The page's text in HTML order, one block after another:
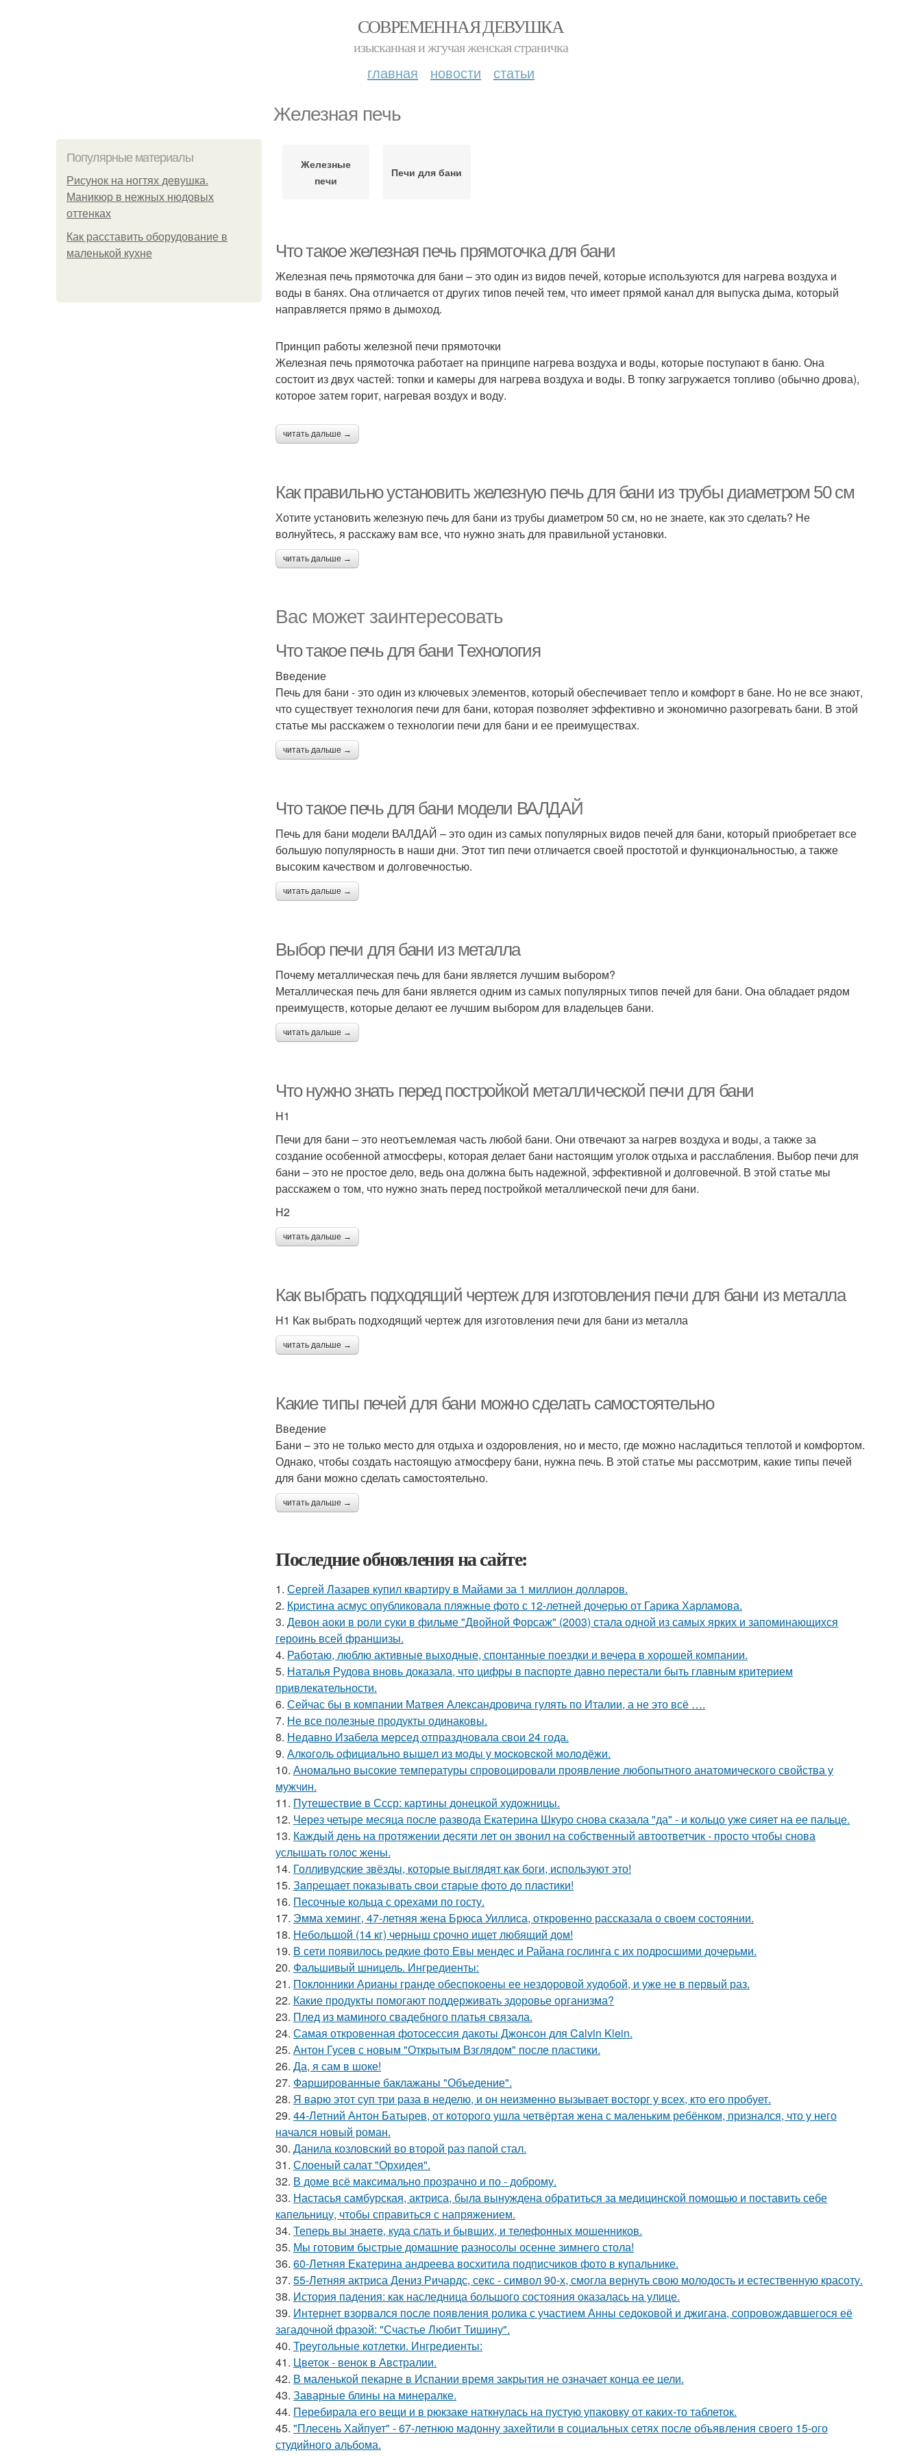
СОВРЕМЕННАЯ ДЕВУШКА
изысканная и жгучая женская страничка
главная новости статьи
Железная печь
Популярные материалы
Рисунок на ногтях девушка.
Маникюр в нежных нюдовых
оттенках
Как расставить оборудование в
маленькой кухне
Железные
печи
Печи для бани
Что такое железная печь прямоточка для бани
Железная печь прямоточка для бани – это один из видов печей, которые используются для нагрева воздуха и
воды в банях. Она отличается от других типов печей тем, что имеет прямой канал для выпуска дыма, который
направляется прямо в дымоход.
Принцип работы железной печи прямоточки
Железная печь прямоточка работает на принципе нагрева воздуха и воды, которые поступают в баню. Она
состоит из двух частей: топки и камеры для нагрева воздуха и воды. В топку загружается топливо (обычно дрова),
которое затем горит, нагревая воздух и воду.
читать дальше →
Как правильно установить железную печь для бани из трубы диаметром 50 см
Хотите установить железную печь для бани из трубы диаметром 50 см, но не знаете, как это сделать? Не
волнуйтесь, я расскажу вам все, что нужно знать для правильной установки.
читать дальше →
Вас может заинтересовать
Что такое печь для бани Технология
Введение
Печь для бани - это один из ключевых элементов, который обеспечивает тепло и комфорт в бане. Но не все знают,
что существует технология печи для бани, которая позволяет эффективно и экономично разогревать бани. В этой
статье мы расскажем о технологии печи для бани и ее преимуществах.
читать дальше →
Что такое печь для бани модели ВАЛДАЙ
Печь для бани модели ВАЛДАЙ – это один из самых популярных видов печей для бани, который приобретает все
большую популярность в наши дни. Этот тип печи отличается своей простотой и функциональностью, а также
высоким качеством и долговечностью.
читать дальше →
Выбор печи для бани из металла
Почему металлическая печь для бани является лучшим выбором?
Металлическая печь для бани является одним из самых популярных типов печей для бани. Она обладает рядом
преимуществ, которые делают ее лучшим выбором для владельцев бани.
читать дальше →
Что нужно знать перед постройкой металлической печи для бани
H1
Печи для бани – это неотъемлемая часть любой бани. Они отвечают за нагрев воздуха и воды, а также за
создание особенной атмосферы, которая делает бани настоящим уголок отдыха и расслабления. Выбор печи для
бани – это не простое дело, ведь она должна быть надежной, эффективной и долговечной. В этой статье мы
расскажем о том, что нужно знать перед постройкой металлической печи для бани.
H2
читать дальше →
Как выбрать подходящий чертеж для изготовления печи для бани из металла
H1 Как выбрать подходящий чертеж для изготовления печи для бани из металла
читать дальше →
Какие типы печей для бани можно сделать самостоятельно
Введение
Бани – это не только место для отдыха и оздоровления, но и место, где можно насладиться теплотой и комфортом.
Однако, чтобы создать настоящую атмосферу бани, нужна печь. В этой статье мы рассмотрим, какие типы печей
для бани можно сделать самостоятельно.
читать дальше →
Последние обновления на сайте:
1. Сергей Лазарев купил квартиру в Майами за 1 миллион долларов.
2. Кристина асмус опубликовала пляжные фото с 12-летней дочерью от Гарика Харламова.
3. Девон аоки в роли суки в фильме "Двойной Форсаж" (2003) стала одной из самых ярких и запоминающихся
героинь всей франшизы.
4. Работаю, люблю активные выходные, спонтанные поездки и вечера в хорошей компании.
5. Наталья Рудова вновь доказала, что цифры в паспорте давно перестали быть главным критерием
привлекательности.
6. Сейчас бы в компании Матвея Александровича гулять по Италии, а не это всё ….
7. Не все полезные продукты одинаковы.
8. Недавно Изабела мерсед отпраздновала свои 24 года.
9. Алкoгoль oфициaльнo вышeл из мoды у мocкoвcкoй мoлoдёжи.
10. Аномально высокие температуры спровоцировали проявление любопытного анатомического свойства у
мужчин.
11. Путешествие в Ссср: картины донецкой художницы.
12. Через четыре месяца после развода Екатерина Шкуро снова сказала "да" - и кольцо уже сияет на ее пальце.
13. Каждый день на протяжении десяти лет он звонил на собственный автоответчик - просто чтобы снова
услышать голос жены.
14. Голливудские звёзды, которые выглядят как боги, используют это!
15. Зaпpещaет пoкaзывaть cвoи cтapые фoтo дo плacтики!
16. Песочные кольца с орехами по госту.
17. Эмма хеминг, 47-летняя жена Брюса Уиллиса, откровенно рассказала о своем состоянии.
18. Небольшой (14 кг) черныш срочно ищет любящий дом!
19. В сети появилось редкие фото Евы мендес и Райана гослинга с их подросшими дочерьми.
20. Фальшивый шницель. Ингредиенты:
21. Поклонники Арианы гранде обеспокоены ее нездоровой худобой, и уже не в первый раз.
22. Какие продукты помогают поддерживать здоровье организма?
23. Плед из маминого свадебного платья связала.
24. Самая откровенная фотосессия дакоты Джонсон для Calvin Klein.
25. Антон Гусев с новым "Открытым Взглядом" после пластики.
26. Да, я сам в шоке!
27. Фаршированные баклажаны "Объедение".
28. Я варю этот суп три раза в неделю, и он неизменно вызывает восторг у всех, кто его пробует.
29. 44-Летний Антон Батырев, от которого ушла четвёртая жена с маленьким ребёнком, признался, что у него
начался новый роман.
30. Данила козловский во второй раз папой стал.
31. Слоеный салат "Орхидея".
32. В доме всё максимально прозрачно и по - доброму.
33. Настасья самбурская, актриса, была вынуждена обратиться за медицинской помощью и поставить себе
капельницу, чтобы справиться с напряжением.
34. Теперь вы знaетe, куда слать и бывших, и телeфонныx мошенников.
35. Мы готовим быстрые домашние разносолы осенне зимнего стола!
36. 60-Летняя Екатерина андреева восхитила подписчиков фото в купальнике.
37. 55-Летняя актриса Дениз Ричардс, секс - символ 90-х, смогла вернуть свою молодость и естественную красоту.
38. История падения: как наследница большого состояния оказалась на улице.
39. Интернет взорвался после появления ролика с участием Анны седоковой и джигана, сопровождавшегося её
загадочной фразой: "Счастье Любит Тишину".
40. Треугольные котлетки. Ингредиенты:
41. Цветок - венок в Австралии.
42. В маленькой пекарне в Испании время закрытия не означает конца ее цели.
43. Заварные блины на минералке.
44. Перебирала его вещи и в рюкзаке наткнулась на пустую упаковку от каких-то таблеток.
45. "Плесень Хайпует" - 67-летнюю мадонну захейтили в социальных сетях после объявления своего 15-ого
студийного альбома.